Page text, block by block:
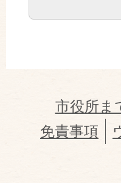
市役所ま
免責事項